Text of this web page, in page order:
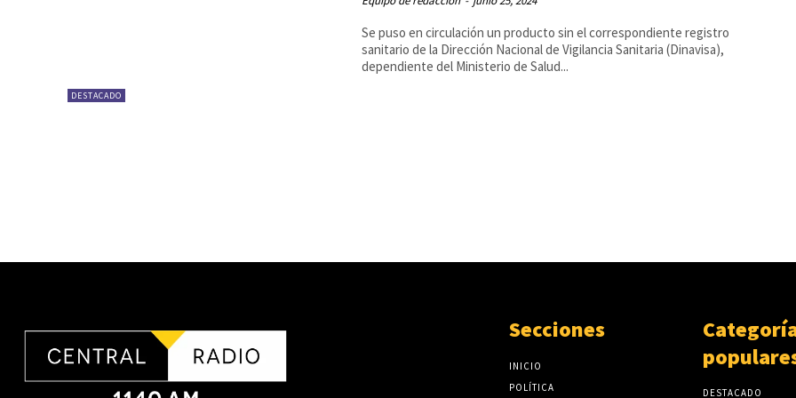
DESTACADO
Se puso en circulación un producto sin el correspondiente registro
sanitario de la Dirección Nacional de Vigilancia Sanitaria (Dinavisa),
dependiente del Ministerio de Salud...
Secciones
INICIO
POLÍTICA
DESTACADO